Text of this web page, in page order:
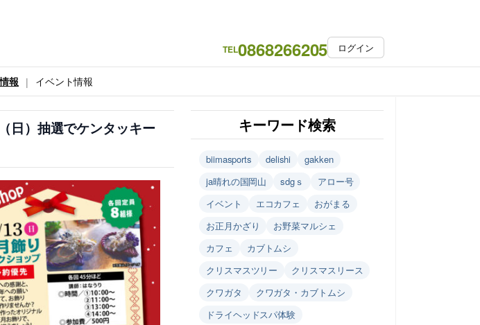
TEL0868266205 ログイン
報 イベント情報
日）抽選でケンタッキー
キーワード検索
biimasports delishi
gakken
ja晴れの国岡山
sdgｓ
アロー号
イベント
エコカフェ
おがまる
お正月かざり
お野菜マルシェ
カフェ
カブトムシ
クリスマスツリー
クリスマスリース
クワガタ
クワガタ・カブトムシ
ドライヘッドスパ体験